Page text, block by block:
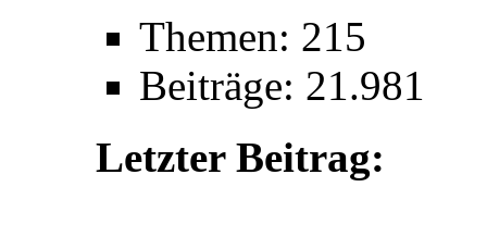
Themen: 215
Beiträge: 21.981
Letzter Beitrag: